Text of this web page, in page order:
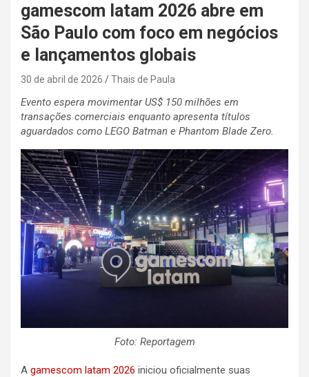
gamescom latam 2026 abre em
São Paulo com foco em negócios
e lançamentos globais
30 de abril de 2026 Thais de Paula
Evento espera movimentar US$ 150 milhões em
transações comerciais enquanto apresenta títulos
aguardados como LEGO Batman e Phantom Blade Zero.
Foto: Reportagem
A gamescom latam 2026 iniciou oficialmente suas